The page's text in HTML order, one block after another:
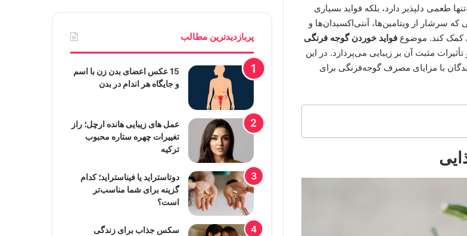
طعمی دلپذیر دارد، بلکه فواید بسیاری
سرشار از ویتامین‌ها، آنتی‌اکسیدان‌ها و
کمک کند. موضوع فواید خوردن گوجه فرنگی
مثبت آن بر زیبایی می‌پردازد. در این
با مزایای مصرف گوجه‌فرنگی برای
پربازدیدترین مطالب
15 عکس اعضای بدن زن با اسم
و جایگاه هر اندام در بدن
عمل های زیبایی هانده ارچل؛ راز
تغییرات چهره ستاره محبوب
ترکیه
دوتاستراید یا فیناستراید؛ کدام
گزینه برای شما مناسب‌تر
است؟
سکس جذاب برای زندگی